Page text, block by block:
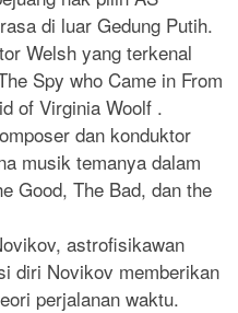
di luar Gedung Putih.
Welsh yang terkenal
Spy who Came in From
of Virginia Woolf .
dan konduktor
musik temanya dalam
Good, The Bad, dan the
astrofisikawan
diri Novikov memberikan
perjalanan waktu.